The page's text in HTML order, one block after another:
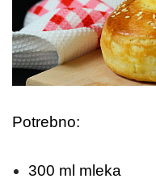
Potrebno:
300 ml mleka